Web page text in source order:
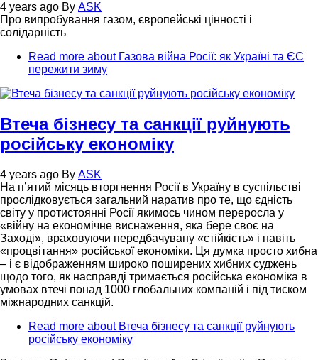
4 years ago By ASK
Про випробування газом, європейські цінності і
солідарність
Read more about Газова війна Росії: як Україні та ЄС
пережити зиму
Втеча бізнесу та санкції руйнують
російську економіку
4 years ago By ASK
На п’ятий місяць вторгнення Росії в Україну в суспільстві
прослідковується загальний наратив про те, що єдність
світу у протистоянні Росії якимось чином переросла у
«війну на економічне виснаження, яка бере своє на
Заході», враховуючи передбачувану «стійкість» і навіть
«процвітання» російської економіки. Ця думка просто хибна
– і є відображенням широко поширених хибних суджень
щодо того, як насправді тримається російська економіка в
умовах втечі понад 1000 глобальних компаній і під тиском
міжнародних санкцій.
Read more about Втеча бізнесу та санкції руйнують
російську економіку